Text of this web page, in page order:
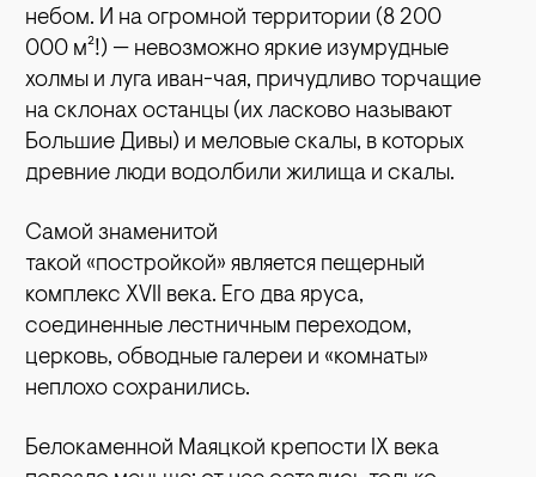
небом. И на огромной территории (8 200
000 м²!) — невозможно яркие изумрудные
холмы и луга иван-чая, причудливо торчащие
на склонах останцы (их ласково называют
Большие Дивы) и меловые скалы, в которых
древние люди водолбили жилища и скалы.
Самой знаменитой
такой «постройкой» является пещерный
комплекс XVII века. Его два яруса,
соединенные лестничным переходом,
церковь, обводные галереи и «комнаты»
неплохо сохранились.
Белокаменной Маяцкой крепости IX века